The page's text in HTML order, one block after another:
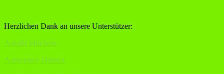
Herzlichen Dank an unsere Unterstützer:
Autofit Mücheln,
Autocenter Dübner,